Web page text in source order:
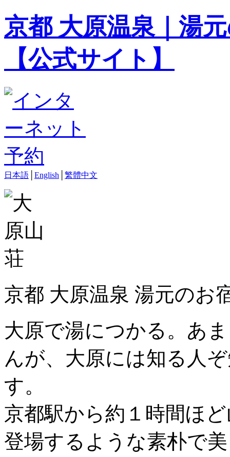
京都 大原温泉｜湯
【公式サイト】
日本語 English 繁體中文
京都 大原温泉 湯元の
大原で湯につかる。あ
んが、大原には知る人
す。
京都駅から約１時間ほ
登場するような素朴で